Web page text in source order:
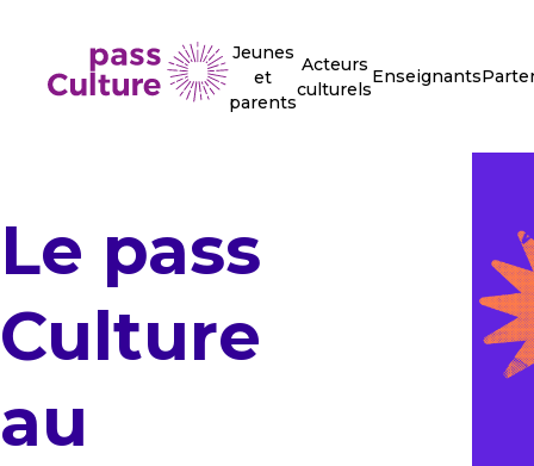
Jeunes
et
parents
Acteurs
culturels
Enseignants
Le pass
Culture
au